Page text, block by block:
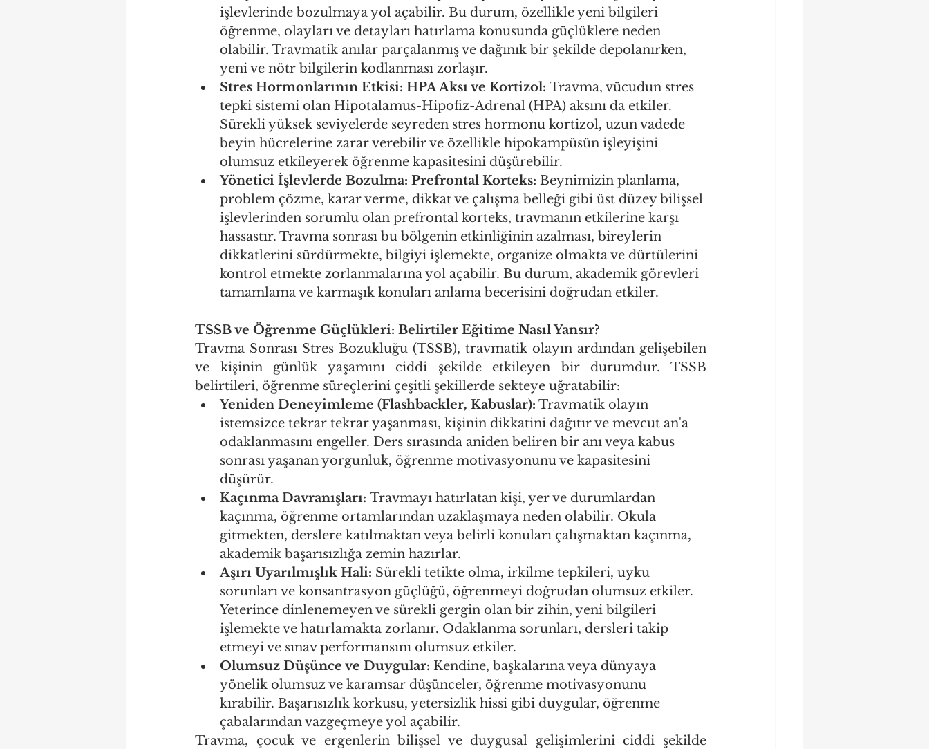
işlevlerinde bozulmaya yol açabilir. Bu durum, özellikle yeni bilgileri
öğrenme, olayları ve detayları hatırlama konusunda güçlüklere neden
olabilir. Travmatik anılar parçalanmış ve dağınık bir şekilde depolanırken,
yeni ve nötr bilgilerin kodlanması zorlaşır.
Stres Hormonlarının Etkisi: HPA Aksı ve Kortizol: Travma, vücudun stres
tepki sistemi olan Hipotalamus-Hipofiz-Adrenal (HPA) aksını da etkiler.
Sürekli yüksek seviyelerde seyreden stres hormonu kortizol, uzun vadede
beyin hücrelerine zarar verebilir ve özellikle hipokampüsün işleyişini
olumsuz etkileyerek öğrenme kapasitesini düşürebilir.
Yönetici İşlevlerde Bozulma: Prefrontal Korteks: Beynimizin planlama,
problem çözme, karar verme, dikkat ve çalışma belleği gibi üst düzey bilişsel
işlevlerinden sorumlu olan prefrontal korteks, travmanın etkilerine karşı
hassastır. Travma sonrası bu bölgenin etkinliğinin azalması, bireylerin
dikkatlerini sürdürmekte, bilgiyi işlemekte, organize olmakta ve dürtülerini
kontrol etmekte zorlanmalarına yol açabilir. Bu durum, akademik görevleri
tamamlama ve karmaşık konuları anlama becerisini doğrudan etkiler.
TSSB ve Öğrenme Güçlükleri: Belirtiler Eğitime Nasıl Yansır?
Travma Sonrası Stres Bozukluğu (TSSB), travmatik olayın ardından gelişebilen
ve kişinin günlük yaşamını ciddi şekilde etkileyen bir durumdur. TSSB
belirtileri, öğrenme süreçlerini çeşitli şekillerde sekteye uğratabilir:
Yeniden Deneyimleme (Flashbackler, Kabuslar): Travmatik olayın
istemsizce tekrar tekrar yaşanması, kişinin dikkatini dağıtır ve mevcut an'a
odaklanmasını engeller. Ders sırasında aniden beliren bir anı veya kabus
sonrası yaşanan yorgunluk, öğrenme motivasyonunu ve kapasitesini
düşürür.
Kaçınma Davranışları: Travmayı hatırlatan kişi, yer ve durumlardan
kaçınma, öğrenme ortamlarından uzaklaşmaya neden olabilir. Okula
gitmekten, derslere katılmaktan veya belirli konuları çalışmaktan kaçınma,
akademik başarısızlığa zemin hazırlar.
Aşırı Uyarılmışlık Hali: Sürekli tetikte olma, irkilme tepkileri, uyku
sorunları ve konsantrasyon güçlüğü, öğrenmeyi doğrudan olumsuz etkiler.
Yeterince dinlenemeyen ve sürekli gergin olan bir zihin, yeni bilgileri
işlemekte ve hatırlamakta zorlanır. Odaklanma sorunları, dersleri takip
etmeyi ve sınav performansını olumsuz etkiler.
Olumsuz Düşünce ve Duygular: Kendine, başkalarına veya dünyaya
yönelik olumsuz ve karamsar düşünceler, öğrenme motivasyonunu
kırabilir. Başarısızlık korkusu, yetersizlik hissi gibi duygular, öğrenme
çabalarından vazgeçmeye yol açabilir.
Travma, çocuk ve ergenlerin bilişsel ve duygusal gelişimlerini ciddi şekilde